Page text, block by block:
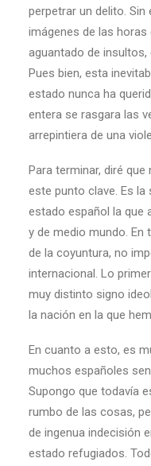
perpetrar un delito.
imágenes de las
aguantado de
Pues bien, esta
estado nunca ha
entera se rasgara las
arrepintiera de una
Para terminar, diré
este punto clave. Es la
estado español la que
y de medio mundo. En
de la coyuntura, no
internacional. Lo
muy distinto signo
la nación en la que
En cuanto a esto, es
muchos españoles
Supongo que todavía
rumbo de las cosas,
de ingenua indecisión
estado refugiados.